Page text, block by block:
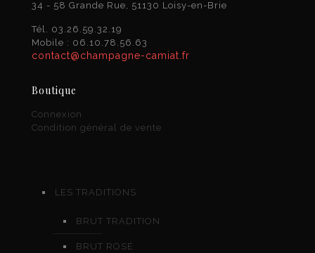
34 - 58 Grande Rue, 51130 Loisy-en-Brie
Tél. 03.26.59.32.19
Mobile : 06.10.78.56.63
contact@champagne-camiat.fr
Boutique
Connexion
Condition général de vente
LES TRADITIONS
BRUT TRADITION
BRUT ROSÉ